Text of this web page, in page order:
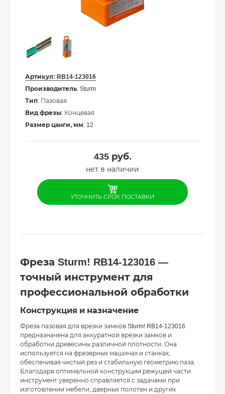
Артикул: RB14-123016
Производитель: Sturm
Тип: Пазовая
Вид фрезы: Концевая
Размер цанги, мм: 12
435руб.
нет в наличии
УТОЧНИТЬ СРОК ПОСТАВКИ
Фреза Sturm! RB14-123016 —
точный инструмент для
профессиональной обработки
Конструкция и назначение
Фреза пазовая для врезки замков Sturm! RB14-123016
предназначена для аккуратной врезки замков и
обработки древесины различной плотности. Она
используется на фрезерных машинах и станках,
обеспечивая чистый рез и стабильную геометрию паза.
Благодаря оптимальной конструкции режущей части
инструмент уверенно справляется с задачами при
изготовлении мебели, дверных полотен и других